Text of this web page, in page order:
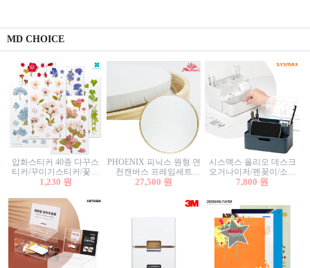
MD CHOICE
압화스티커 40종 다꾸스
티커/꾸미기스티커/꽃스
티커/압화꽃책갈피/팬시
1,230 원
PHOENIX 피닉스 원형 면
천캔버스 프레임세트
30cm/원형캔버스/플로팅
27,500 원
시스맥스 올리오 데스크
오거나이저/펜꽂이/소품
꽂이/소품함/정리함/수납
7,800 원